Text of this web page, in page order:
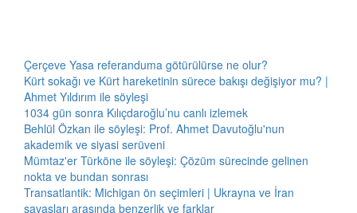
Çerçeve Yasa referanduma götürülürse ne olur?
Kürt sokağı ve Kürt hareketinin sürece bakışı değişiyor mu? |
Ahmet Yıldırım ile söyleşi
1034 gün sonra Kılıçdaroğlu’nu canlı izlemek
Behlül Özkan ile söyleşi: Prof. Ahmet Davutoğlu'nun
akademik ve siyasi serüveni
Mümtaz'er Türköne ile söyleşi: Çözüm sürecinde gelinen
nokta ve bundan sonrası
Transatlantik: Michigan ön seçimleri | Ukrayna ve İran
savaşları arasında benzerlik ve farklar